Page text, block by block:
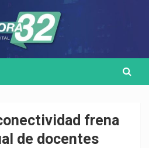
frena
de docentes